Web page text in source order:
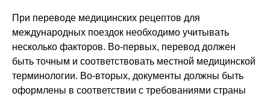
При переводе медицинских рецептов для
международных поездок необходимо учитывать
несколько факторов. Во-первых, перевод должен
быть точным и соответствовать местной медицинской
терминологии. Во-вторых, документы должны быть
оформлены в соответствии с требованиями страны